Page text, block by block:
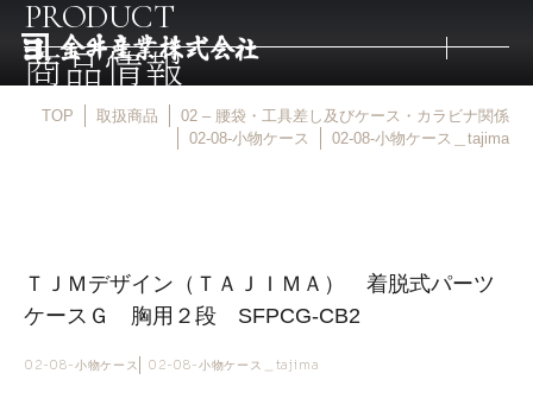
取扱メーカー
金井産業の強み
PRODUCT
商品情報
TOP 取扱商品
02 – 腰袋・工具差し及びケース・カラビナ関係
02-08-小物ケース
02-08-小物ケース＿tajima
ＴＪＭデザイン（ＴＡＪＩＭＡ） 着脱式パーツ
ケースＧ 胸用２段 SFPCG-CB2
02-08-小物ケース 02-08-小物ケース＿tajima